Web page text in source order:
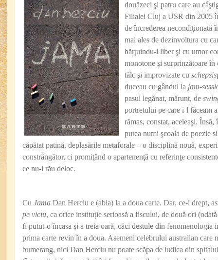
douăzeci şi patru care au
Filialei Cluj a USR din 2005
de încrederea necondiţionată
mai ales de dezinvoltura cu
hărţuindu-i liber şi cu umor
monotone şi surprinzătoare
tâlc şi improvizate cu schepsis
duceau cu gândul la jam-
pasul legănat, mărunt, de
portretului pe care i-l făceam
rămas, constat, aceleaşi. Însă,
putea numi şcoala de poezie
căpătat patină, deplasările metaforale – o disciplină nouă,
constrângător, ci promiţând o apartenenţă cu referinţe
ce nu-i rău deloc.
Cu Jama Dan Herciu e (abia) la a doua carte. Dar, ce-i drept,
pe viciu, ca orice instituție serioasă a fiscului, de două ori
fi putut-o încasa și a treia oară, căci destule din fenomenologia
prima carte revin în a doua. Asemeni celebrului australian care
bumerang, nici Dan Herciu nu poate scăpa de ludica din